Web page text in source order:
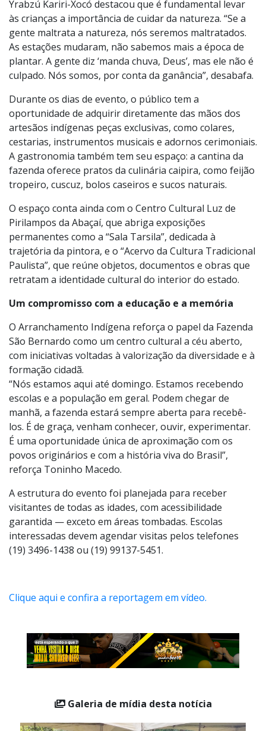
muito desmatada. Então a gente preserva nosso
espaço e busca sustento pela venda do artesanato”,
contou.
Yrabzú Kariri-Xocó destacou que é fundamental levar
às crianças a importância de cuidar da natureza. “Se a
As estações mudaram, não sabemos mais a época de
plantar. A gente diz ‘manda chuva, Deus’, mas ele não é
culpado. Nós somos, por conta da ganância”, desabafa.
Durante os dias de evento, o público tem a
oportunidade de adquirir diretamente das mãos dos
artesãos indígenas peças exclusivas, como colares,
A gastronomia também tem seu espaço: a cantina da
fazenda oferece pratos da culinária caipira, como feijão
tropeiro, cuscuz, bolos caseiros e sucos naturais.
O espaço conta ainda com o Centro Cultural Luz de
Pirilampos da Abaçaí, que abriga exposições
trajetória da pintora, e o “Acervo da Cultura Tradicional
Paulista”, que reúne objetos, documentos e obras que
retratam a identidade cultural do interior do estado.
Um compromisso com a educação e a memória
O Arranchamento Indígena reforça o papel da Fazenda
São Bernardo como um centro cultural a céu aberto,
com iniciativas voltadas à valorização da diversidade e à
formação cidadã.
“Nós estamos aqui até domingo. Estamos recebendo
escolas e a população em geral. Podem chegar de
manhã, a fazenda estará sempre aberta para recebê-
É uma oportunidade única de aproximação com os
povos originários e com a história viva do Brasil”,
reforça Toninho Macedo.
A estrutura do evento foi planejada para receber
interessadas devem agendar visitas pelos telefones
(19) 3496-1438 ou (19) 99137-5451.
Clique aqui e confira a reportagem em vídeo.